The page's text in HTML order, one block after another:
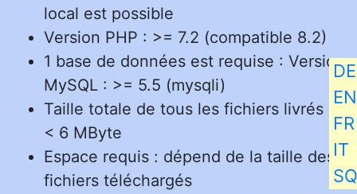
DE
EN
FR
IT
SQ
local est possible
Version PHP : >= 7.2 (compatible 8.2)
1 base de données est requise : Version
MySQL : >= 5.5 (mysqli)
Taille totale de tous les fichiers livrés :
< 6 MByte
Espace requis : dépend de la taille des
fichiers téléchargés